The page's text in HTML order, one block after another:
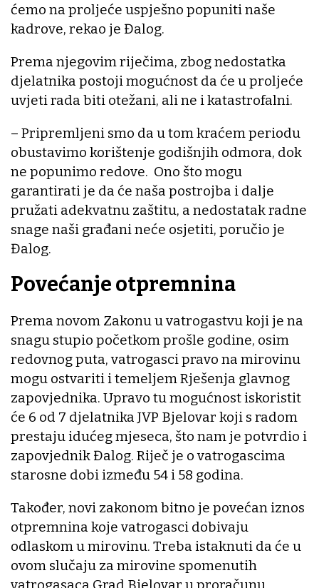
ćemo na proljeće uspješno popuniti naše
kadrove, rekao je Đalog.
Prema njegovim riječima, zbog nedostatka
djelatnika postoji mogućnost da će u proljeće
uvjeti rada biti otežani, ali ne i katastrofalni.
– Pripremljeni smo da u tom kraćem periodu
obustavimo korištenje godišnjih odmora, dok
ne popunimo redove. Ono što mogu
garantirati je da će naša postrojba i dalje
pružati adekvatnu zaštitu, a nedostatak radne
snage naši građani neće osjetiti, poručio je
Đalog.
Povećanje otpremnina
Prema novom Zakonu u vatrogastvu koji je na
snagu stupio početkom prošle godine, osim
redovnog puta, vatrogasci pravo na mirovinu
mogu ostvariti i temeljem Rješenja glavnog
zapovjednika. Upravo tu mogućnost iskoristit
će 6 od 7 djelatnika JVP Bjelovar koji s radom
prestaju idućeg mjeseca, što nam je potvrdio i
zapovjednik Đalog. Riječ je o vatrogascima
starosne dobi između 54 i 58 godina.
Također, novi zakonom bitno je povećan iznos
otpremnina koje vatrogasci dobivaju
odlaskom u mirovinu. Treba istaknuti da će u
ovom slučaju za mirovine spomenutih
vatrogasaca Grad Bjelovar u proračunu